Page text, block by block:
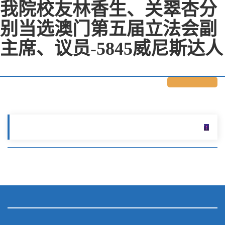
我院校友林香生、关翠杏分
别当选澳门第五届立法会副
主席、议员-5845威尼斯达人